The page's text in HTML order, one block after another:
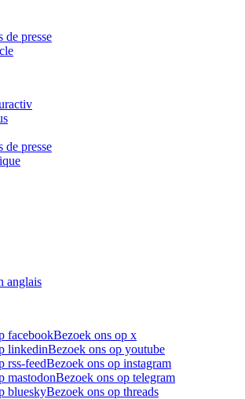
de presse
de presse
anglais
facebookBezoek ons op x
linkedinBezoek ons op youtube
rss-feedBezoek ons op instagram
mastodonBezoek ons op telegram
blueskyBezoek ons op threads